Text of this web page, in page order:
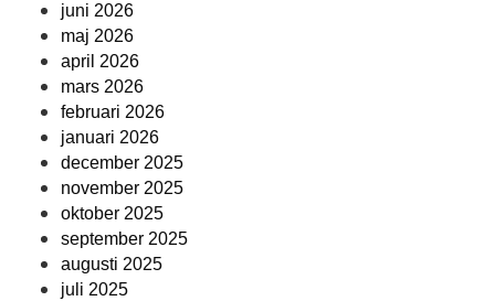
juni 2026
maj 2026
april 2026
mars 2026
februari 2026
januari 2026
december 2025
november 2025
oktober 2025
september 2025
augusti 2025
juli 2025